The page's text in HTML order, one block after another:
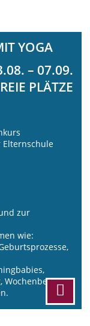
YOGA
– 07.09.
PLÄTZE
zur
wie:
Wochenbett,